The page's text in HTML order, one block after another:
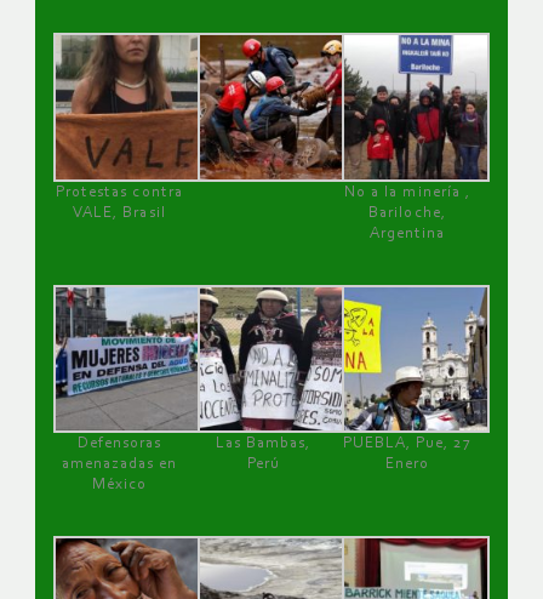
Protestas contra
VALE, Brasil
No a la minería ,
Bariloche,
Argentina
Defensoras
amenazadas en
México
Las Bambas,
Perú
PUEBLA, Pue, 27
Enero